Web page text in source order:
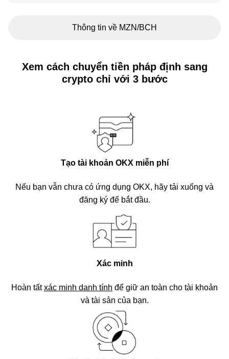
Thông tin về MZN/BCH
Xem cách chuyển tiền pháp định sang
crypto chỉ với 3 bước
Tạo tài khoản OKX miễn phí
Nếu bạn vẫn chưa có ứng dụng OKX, hãy tải xuống và
đăng ký để bắt đầu.
Xác minh
Hoàn tấtxác minh danh tính để giữ an toàn cho tài khoản
và tài sản của bạn.